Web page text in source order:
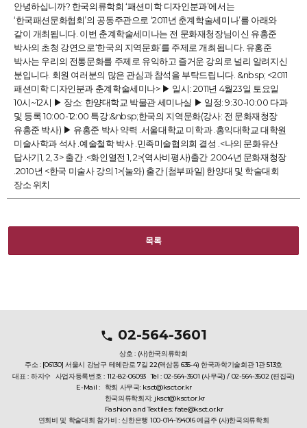
안녕하십니까? 한국의류학회 ‘패션미학 디자인분과’에서는
‘한국패션문화협회’의 공동주관으로 ‘2011년 춘계학술세미나’를 아래와
같이 개최됩니다. 이번 춘계학술세미나는 전 문화재청장님이신 유홍준
박사의 초청 강연으로‘한국의 지역문화’를 주제로 개최됩니다. 유홍준
박사는 우리의 전통문화를 주제로 유익하고 즐거운 강의로 널리 알려지신
분입니다. 회원 여러분의 많은 관심과 참석을 부탁드립니다. &nbsp; <2011
패션미학 디자인분과 춘계학술세미나> ▶ 일시: 2011년 4월23일 토요일
10시~12시 ▶ 장소: 한양대학교 박물관 세미나실 ▶ 일정: 9:30-10:00 다과
및 등록 10:00-12:00 특강:&nbsp;한국의 지역문화(강사: 전 문화재청장
유홍준 박사) ▶ 유홍준 박사 약력 .서울대학교 미학과 .홍익대학교 대학원
미술사학과 석사 .예술철학 박사 .민족미술협의회 결성 .<나의 문화유산
답사기1, 2, 3> 출간 .<화인열전 1, 2>(역사비평사)출간 .2004년 문화재청장
.2010년 <한국 미술사 강의 1>(눌와) 출간 (첨부파일) 한양대 및 학술대회
장소 위치
목록
02-564-3601
상호 : (사)한국의류학회
주소 : [06130] 서울시 강남구 테헤란로 7길 22(역삼동 635-4) 한국과학기술회관 1관 513호
대표 : 하지수 사업자등록번호 : 112-82-06093 Tel : 02-564-3601 (사무국) / 02-564-3602 (편집국)
E-Mail : 학회 사무국: ksct@ksct.or.kr
한국의류학회지: jksct@ksct.or.kr
Fashion and Textiles: fate@ksct.or.kr
연회비 및 학술대회 참가비 : 신한은행 100-014-194016 예금주 (사)한국의류학회